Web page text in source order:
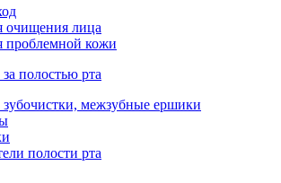
очищения лица
проблемной кожи
полостью рта
зубочистки, межзубные ершики
полости рта